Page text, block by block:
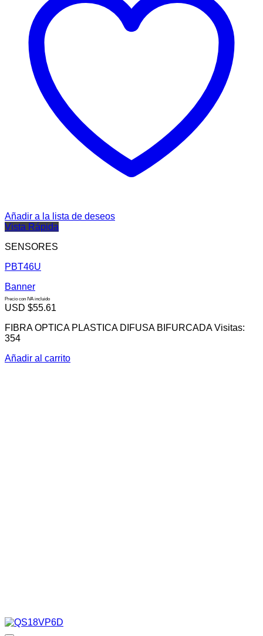
Añadir a la lista de deseos
Vista Rápida
SENSORES
PBT46U
Banner
Precio con IVA incluido
USD $55.61
FIBRA OPTICA PLASTICA DIFUSA BIFURCADA Visitas:
354
Añadir al carrito